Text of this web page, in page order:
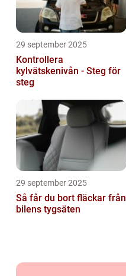
29 september 2025
Kontrollera
kylvätskenivån - Steg för
steg
29 september 2025
Så får du bort fläckar från
bilens tygsäten